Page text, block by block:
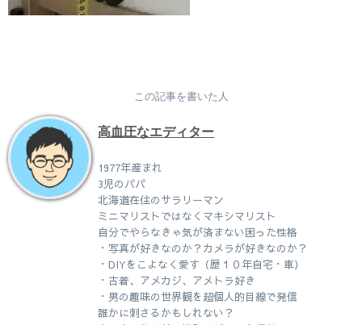
この記事を書いた人
高血圧なエディター
1977年産まれ
3児のパパ
北海道在住のサラリーマン
ミニマリストではなくマキシマリスト
自分でやらなきゃ気が済まない困った性格
・写真が好きなのか？カメラが好きなのか？
・DIYをこよなく愛す（歴１０年自宅・車）
・古着、アメカジ、アメトラ好き
・男の趣味の世界観を超個人的目線で発信
誰かに刺さるかもしれない？